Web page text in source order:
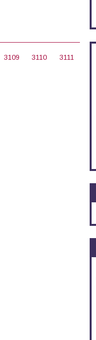
3109 3110
3111